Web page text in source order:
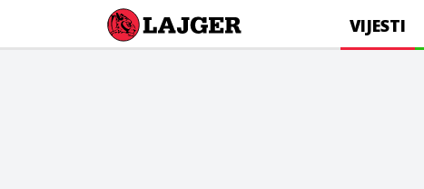
Lajger VIJESTI